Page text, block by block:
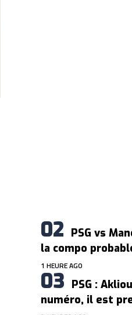
PSG vs
la compo
1 HEURE AGO
PSG :
numéro, il est